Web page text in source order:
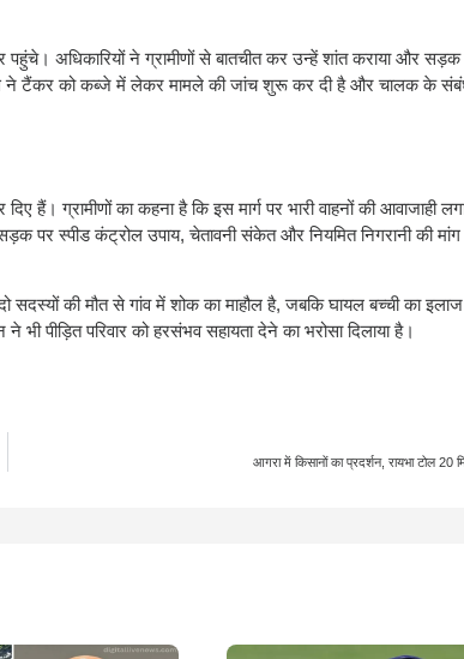
अधिकारियों ने ग्रामीणों से बातचीत कर उन्हें शांत कराया और
ने टैंकर को कब्जे में लेकर मामले की जांच शुरू कर दी है और चालक के
ग्रामीणों का कहना है कि इस मार्ग पर भारी वाहनों की आवाजाही
पर स्पीड कंट्रोल उपाय, चेतावनी संकेत और नियमित निगरानी की मांग
सदस्यों की मौत से गांव में शोक का माहौल है, जबकि घायल बच्ची का इलाज
पीड़ित परिवार को हरसंभव सहायता देने का भरोसा दिलाया है।
आगरा में किसानों का प्रदर्शन, रायभा टोल 20